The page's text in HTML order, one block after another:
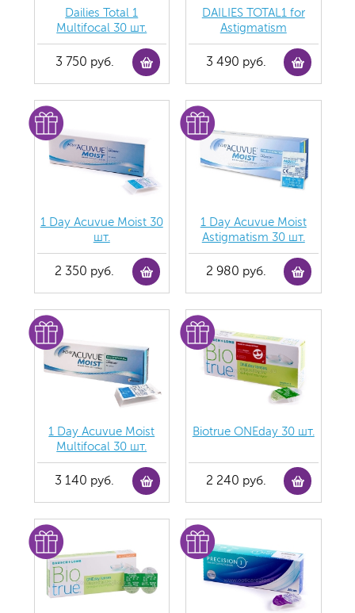
Dailies Total 1
Multifocal 30 шт.
3 750 руб.
DAILIES TOTAL1 for
Astigmatism
3 490 руб.
1 Day Acuvue Moist 30
шт.
2 350 руб.
1 Day Acuvue Moist
Аstigmatism 30 шт.
2 980 руб.
1 Day Acuvue Moist
Multifocal 30 шт.
3 140 руб.
Biotrue ONEday 30 шт.
2 240 руб.